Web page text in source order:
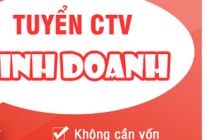
liệu Polycarbonate hấp thụ 99.9% UV, với
đập và chống vỡ vượt trội. Mặt kính được
tụ hơi nước.
thoát khí (2 ở trên, 2 ở hai bên) giúp giảm
bị mờ do hơi nước, đồng thời với thiết kế
cho chất lỏng không bị thẩm thấu ngược.
gián tiếp tạo sự thông thoáng
chất trong một số môi trường làm việc